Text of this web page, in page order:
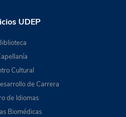
UDEP
Cultural
de Carrera
de Idiomas
Biomédicas